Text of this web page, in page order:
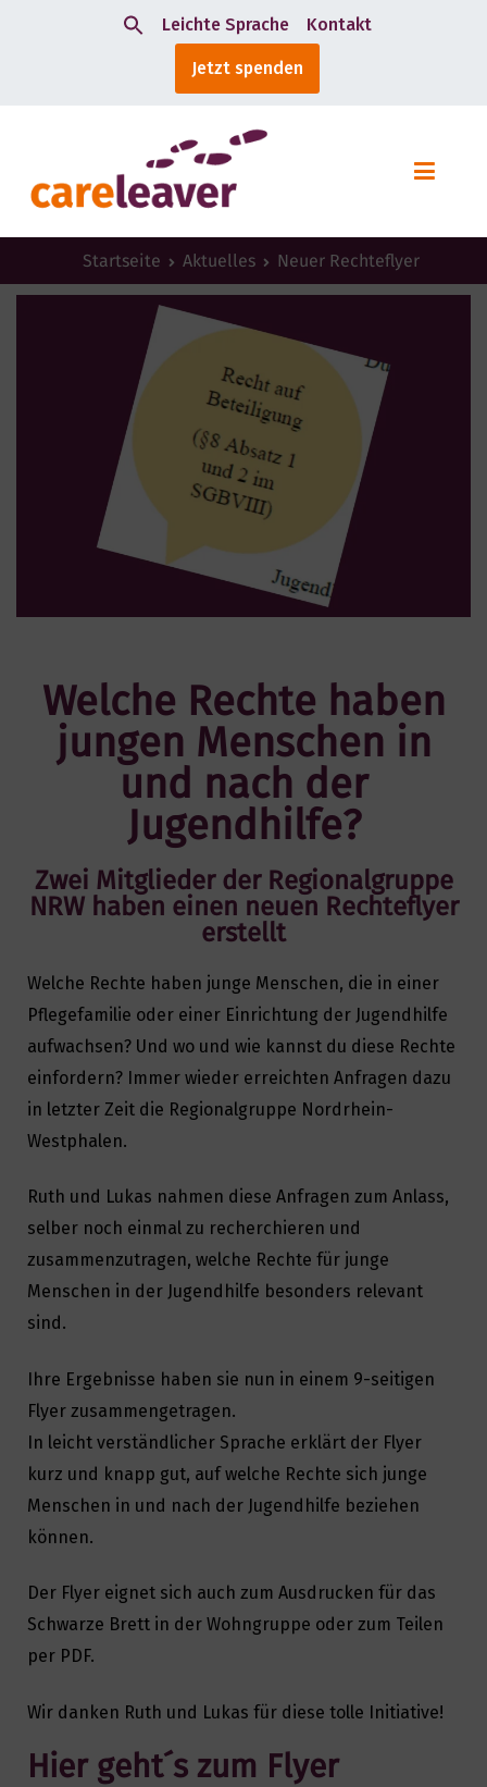
Leichte Sprache Kontakt
Jetzt spenden
Startseite Aktuelles Neuer Rechteflyer
Welche Rechte haben
jungen Menschen in
und nach der
Jugendhilfe?
Zwei Mitglieder der Regionalgruppe
NRW haben einen neuen Rechteflyer
erstellt
Welche Rechte haben junge Menschen, die in einer
Pflegefamilie oder einer Einrichtung der Jugendhilfe
aufwachsen? Und wo und wie kannst du diese Rechte
einfordern? Immer wieder erreichten Anfragen dazu
in letzter Zeit die Regionalgruppe Nordrhein-
Westphalen.
Ruth und Lukas nahmen diese Anfragen zum Anlass,
selber noch einmal zu recherchieren und
zusammenzutragen, welche Rechte für junge
Menschen in der Jugendhilfe besonders relevant
sind.
Ihre Ergebnisse haben sie nun in einem 9-seitigen
Flyer zusammengetragen.
In leicht verständlicher Sprache erklärt der Flyer
kurz und knapp gut, auf welche Rechte sich junge
Menschen in und nach der Jugendhilfe beziehen
können.
Der Flyer eignet sich auch zum Ausdrucken für das
Schwarze Brett in der Wohngruppe oder zum Teilen
per PDF.
Wir danken Ruth und Lukas für diese tolle Initiative!
Hier geht´s zum Flyer